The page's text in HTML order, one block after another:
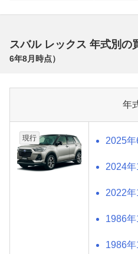
スバル レックス 年式別の
6年8月 時点）
年
現行 2025
2024
2022
1986
1986